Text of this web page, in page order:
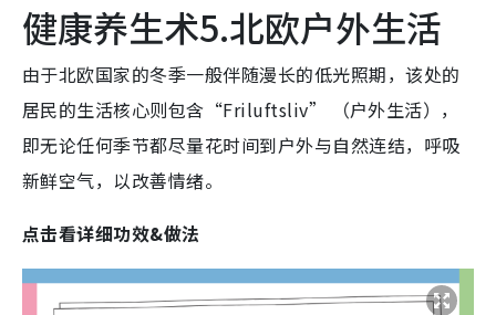
健康养生术5.北欧户外生活
由于北欧国家的冬季一般伴随漫长的低光照期，该处的
居民的生活核心则包含“Friluftsliv” （户外生活），
即无论任何季节都尽量花时间到户外与自然连结，呼吸
新鲜空气，以改善情绪。
点击看详细功效&做法